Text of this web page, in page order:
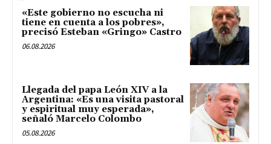
«Este gobierno no escucha ni
tiene en cuenta a los pobres»,
precisó Esteban «Gringo» Castro
06.08.2026
Llegada del papa León XIV a la
Argentina: «Es una visita pastoral
y espiritual muy esperada»,
señaló Marcelo Colombo
05.08.2026
LinkedIn